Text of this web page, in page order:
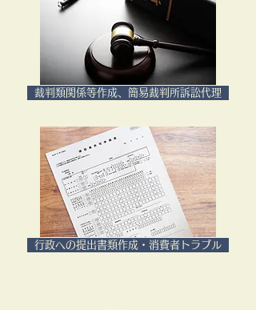
裁判類関係等作成、簡易裁判所訴訟代理
行政への提出書類作成・消費者トラブル